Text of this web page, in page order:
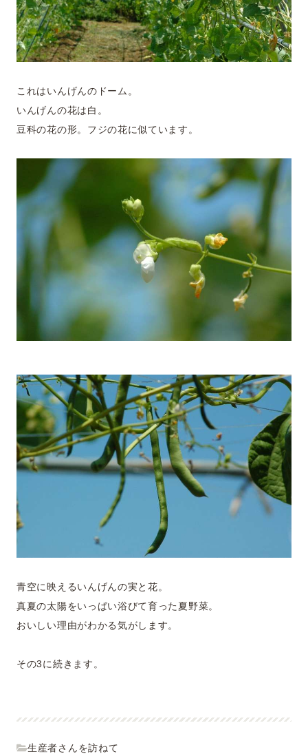
これはいんげんのドーム。
いんげんの花は白。
豆科の花の形。フジの花に似ています。
青空に映えるいんげんの実と花。
真夏の太陽をいっぱい浴びて育った夏野菜。
おいしい理由がわかる気がします。
その3に続きます。
生産者さんを訪ねて